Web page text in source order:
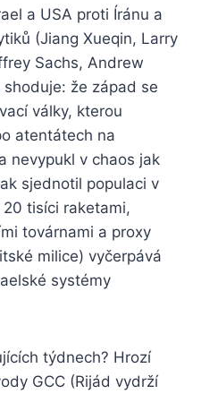
a USA proti Íránu a
(Jiang Xueqin, Larry
Sachs, Andrew
že západ se
války, kterou
atentátech na
nevypukl v chaos jak
sjednotil populaci v
tisíci raketami,
továrnami a proxy
milice) vyčerpává
systémy
týdnech? Hrozí
GCC (Rijád vydrží